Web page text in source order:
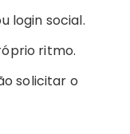
login social.
ritmo.
solicitar o